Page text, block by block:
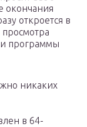
окончания
откроется в
программы
никаких
в 64-